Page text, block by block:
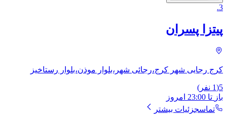
3
.
پیتزا پسران
کرج رجایی شهر کرج،رجائی شهر،بلوار موذن،بلوار رستاخیز
5
(
1 نفر)
باز تا 23:00 امروز
تماسجزئیات بیشتر